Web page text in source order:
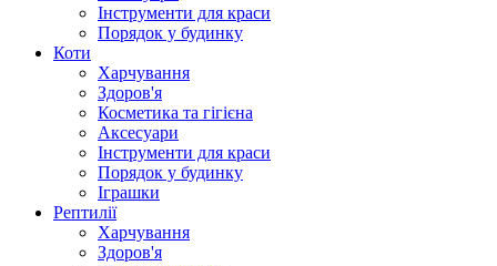
Інструменти для краси
Порядок у будинку
Коти
Харчування
Здоров'я
Косметика та гігієна
Аксесуари
Інструменти для краси
Порядок у будинку
Іграшки
Рептилії
Харчування
Здоров'я